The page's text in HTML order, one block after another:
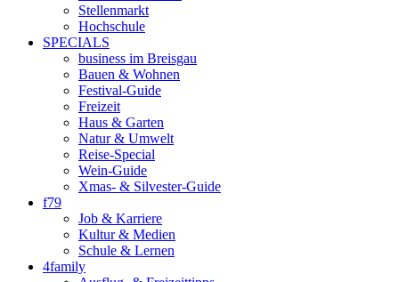
Stellenmarkt
Hochschule
SPECIALS
business im Breisgau
Bauen & Wohnen
Festival-Guide
Freizeit
Haus & Garten
Natur & Umwelt
Reise-Special
Wein-Guide
Xmas- & Silvester-Guide
f79
Job & Karriere
Kultur & Medien
Schule & Lernen
4family